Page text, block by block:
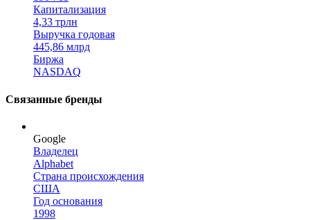
Капитализация
4,33 трлн
Выручка годовая
445,86 млрд
Биржа
NASDAQ
Связанные бренды
Google
Владелец
Alphabet
Страна происхождения
США
Год основания
1998